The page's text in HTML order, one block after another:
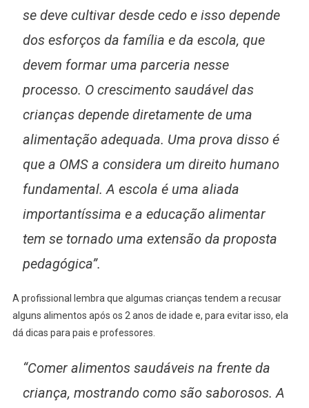
se deve cultivar desde cedo e isso depende
dos esforços da família e da escola, que
devem formar uma parceria nesse
processo. O crescimento saudável das
crianças depende diretamente de uma
alimentação adequada. Uma prova disso é
que a OMS a considera um direito humano
fundamental. A escola é uma aliada
importantíssima e a educação alimentar
tem se tornado uma extensão da proposta
pedagógica”.
A profissional lembra que algumas crianças tendem a recusar
alguns alimentos após os 2 anos de idade e, para evitar isso, ela
dá dicas para pais e professores.
“Comer alimentos saudáveis na frente da
criança, mostrando como são saborosos. A